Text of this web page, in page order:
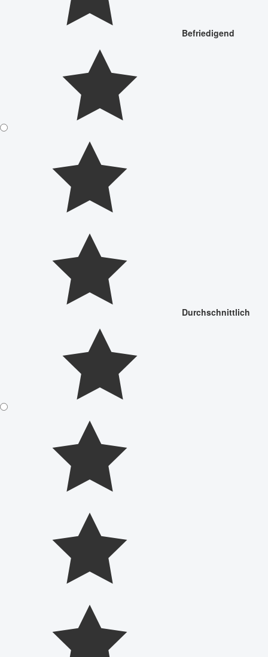
Befriedigend
Durchschnittlich